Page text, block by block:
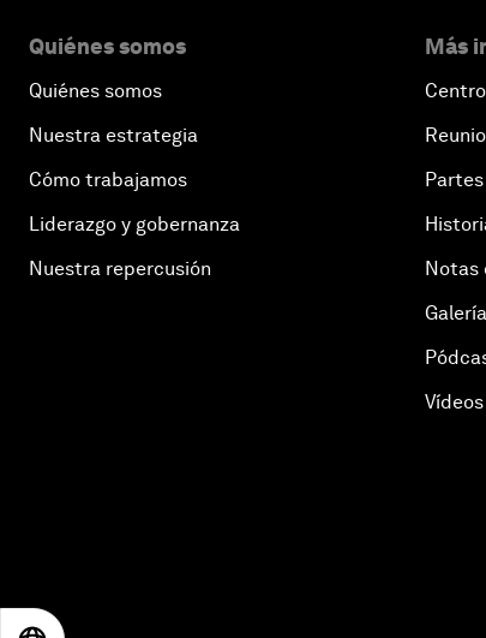
Quiénes somos
Quiénes somos
Nuestra estrategia
Cómo trabajamos
Liderazgo y gobernanza
Nuestra repercusión
Más
Notas
Vídeos